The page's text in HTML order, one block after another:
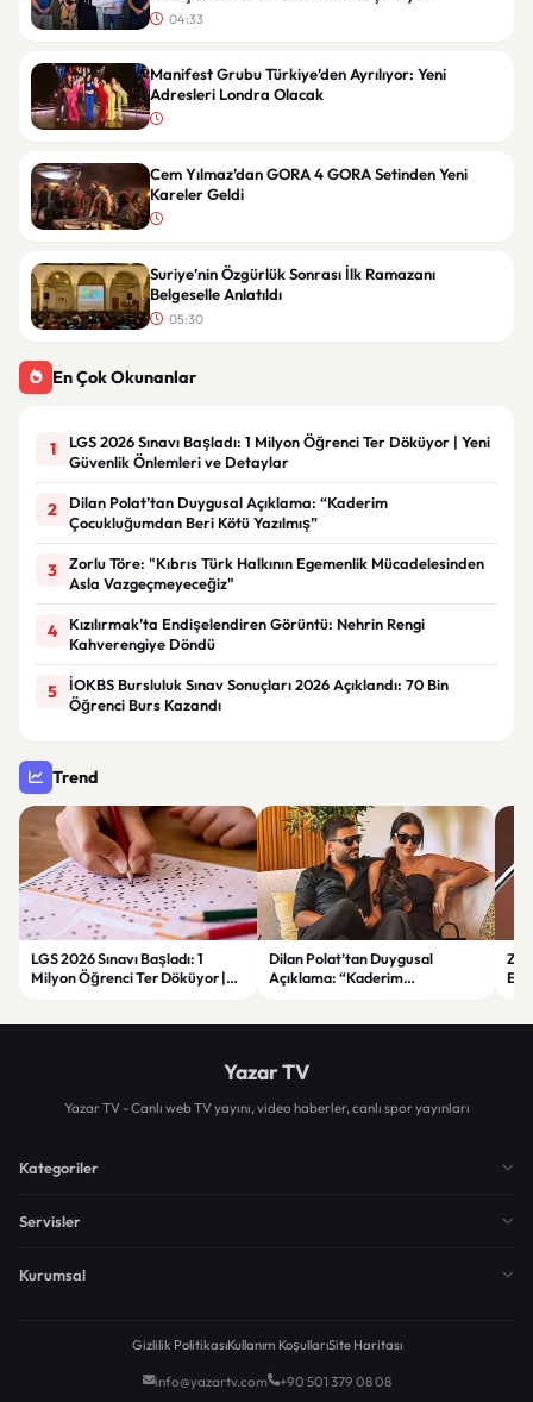
04:33
Manifest Grubu Türkiye’den Ayrılıyor: Yeni
Adresleri Londra Olacak
Cem Yılmaz’dan GORA 4 GORA Setinden Yeni
Kareler Geldi
Suriye’nin Özgürlük Sonrası İlk Ramazanı
Belgeselle Anlatıldı
05:30
En Çok Okunanlar
1
LGS 2026 Sınavı Başladı: 1 Milyon Öğrenci Ter Döküyor | Yeni
Güvenlik Önlemleri ve Detaylar
2
Dilan Polat’tan Duygusal Açıklama: “Kaderim
Çocukluğumdan Beri Kötü Yazılmış”
3
Zorlu Töre: "Kıbrıs Türk Halkının Egemenlik Mücadelesinden
Asla Vazgeçmeyeceğiz"
4
Kızılırmak’ta Endişelendiren Görüntü: Nehrin Rengi
Kahverengiye Döndü
5
İOKBS Bursluluk Sınav Sonuçları 2026 Açıklandı: 70 Bin
Öğrenci Burs Kazandı
Trend
LGS 2026 Sınavı Başladı: 1
Milyon Öğrenci Ter Döküyor |
Dilan Polat’tan Duygusal
Açıklama: “Kaderim
Yazar TV
Yazar TV - Canlı web TV yayını, video haberler, canlı spor yayınları
Kategoriler
Servisler
Kurumsal
Gizlilik PolitikasıKullanım KoşullarıSite Haritası
info@yazartv.com +90 501 379 08 08